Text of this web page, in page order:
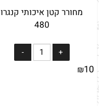
מחורר קטן איכותי קנגרו
480
₪10